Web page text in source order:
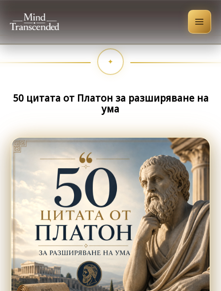
content
50 цитата от Платон за разширяване на
ума